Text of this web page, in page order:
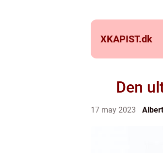
XKAPIST.dk
Den
17 may 2023